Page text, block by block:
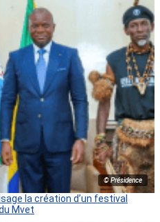
© Présidence
la création d’un festival
Mvet